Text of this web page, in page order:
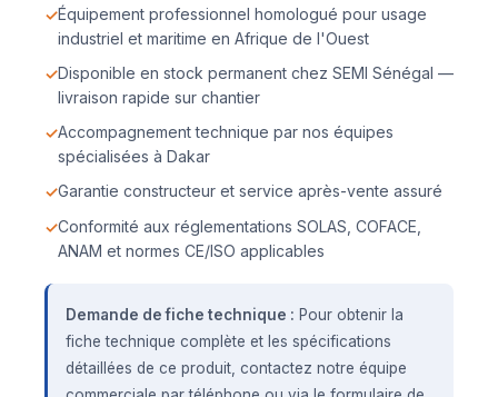
Équipement professionnel homologué pour usage
industriel et maritime en Afrique de l'Ouest
Disponible en stock permanent chez SEMI Sénégal —
livraison rapide sur chantier
Accompagnement technique par nos équipes
spécialisées à Dakar
Garantie constructeur et service après-vente assuré
Conformité aux réglementations SOLAS, COFACE,
ANAM et normes CE/ISO applicables
Demande de fiche technique : Pour obtenir la
fiche technique complète et les spécifications
détaillées de ce produit, contactez notre équipe